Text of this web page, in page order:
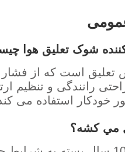
تعلیق است که از فشار
رانندگی و تنظیم
خودکار استفاده می